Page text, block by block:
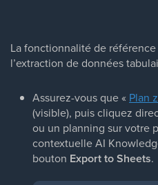
La fonctionnalité de
l’extraction de données
Assurez-vous que « Plan
(visible), puis cliquez
ou un planning sur votre
contextuelle AI
bouton Export to Sheets.